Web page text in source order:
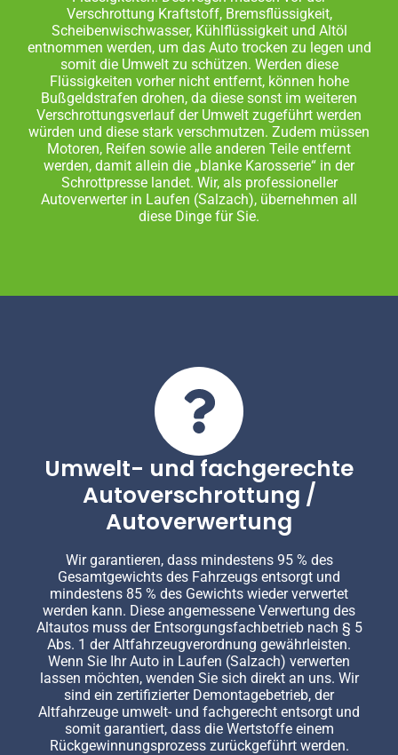
Verschrottung Kraftstoff, Bremsflüssigkeit,
Scheibenwischwasser, Kühlflüssigkeit und Altöl
entnommen werden, um das Auto trocken zu legen und
somit die Umwelt zu schützen. Werden diese
Flüssigkeiten vorher nicht entfernt, können hohe
Bußgeldstrafen drohen, da diese sonst im weiteren
Verschrottungsverlauf der Umwelt zugeführt werden
würden und diese stark verschmutzen. Zudem müssen
Motoren, Reifen sowie alle anderen Teile entfernt
werden, damit allein die „blanke Karosserie“ in der
Schrottpresse landet. Wir, als professioneller
Autoverwerter in Laufen (Salzach), übernehmen all
diese Dinge für Sie.
Umwelt- und fachgerechte
Autoverschrottung /
Autoverwertung
Wir garantieren, dass mindestens 95 % des
Gesamtgewichts des Fahrzeugs entsorgt und
mindestens 85 % des Gewichts wieder verwertet
werden kann. Diese angemessene Verwertung des
Altautos muss der Entsorgungsfachbetrieb nach § 5
Abs. 1 der Altfahrzeugverordnung gewährleisten.
Wenn Sie Ihr Auto in Laufen (Salzach) verwerten
lassen möchten, wenden Sie sich direkt an uns. Wir
sind ein zertifizierter Demontagebetrieb, der
Altfahrzeuge umwelt- und fachgerecht entsorgt und
somit garantiert, dass die Wertstoffe einem
Rückgewinnungsprozess zurückgeführt werden.